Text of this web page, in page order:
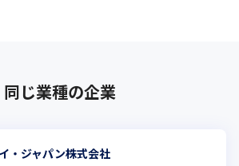
同じ業種の企業
・ジャパン株式会社